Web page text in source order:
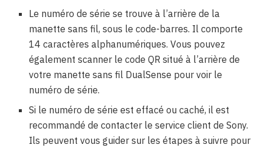
Le numéro de série se trouve à l’arrière de la
manette sans fil, sous le code-barres. Il comporte
14 caractères alphanumériques. Vous pouvez
également scanner le code QR situé à l’arrière de
votre manette sans fil DualSense pour voir le
numéro de série.
Si le numéro de série est effacé ou caché, il est
recommandé de contacter le service client de Sony.
Ils peuvent vous guider sur les étapes à suivre pour